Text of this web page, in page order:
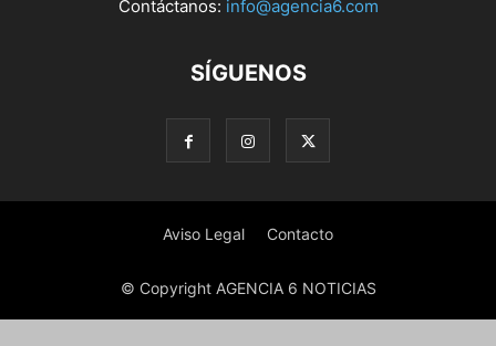
Contáctanos: info@agencia6.com
SÍGUENOS
Aviso Legal Contacto
© Copyright AGENCIA 6 NOTICIAS